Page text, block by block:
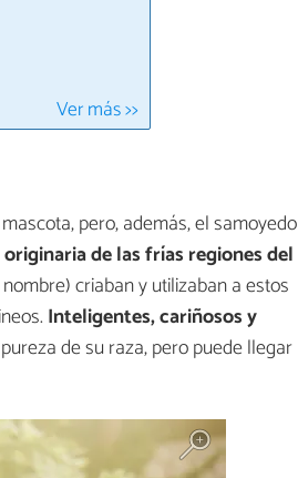
Ver más >>
pero, además, el samoyedo
originaria de las frías regiones del
criaban y utilizaban a estos
Inteligentes, cariñosos y
de su raza, pero puede llegar